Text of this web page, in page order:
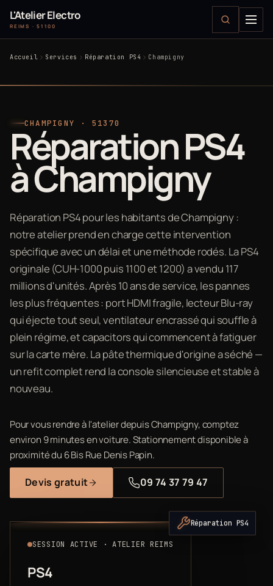
L'Atelier Electro
REIMS · 51100
Accueil Services Réparation PS4 Champigny
CHAMPIGNY · 51370
Réparation PS4
à Champigny
Réparation PS4 pour les habitants de Champigny :
notre atelier prend en charge cette intervention
spécifique avec un délai et une méthode rodés. La PS4
originale (CUH-1000 puis 1100 et 1200) a vendu 117
millions d'unités. Après 10 ans de service, les pannes
les plus fréquentes : port HDMI fragile, lecteur Blu-ray
qui éjecte tout seul, ventilateur encrassé qui souffle à
plein régime, et capacitors qui commencent à fatiguer
sur la carte mère. La pâte thermique d'origine a séché —
un refit complet rend la console silencieuse et stable à
nouveau.
Pour vous rendre à l'atelier depuis Champigny, comptez
environ 9 minutes en voiture. Stationnement disponible à
proximité du 6 Bis Rue Denis Papin.
Devis gratuit 09 74 37 79 47
SESSION ACTIVE · ATELIER REIMS
PS4
Réparation PS4